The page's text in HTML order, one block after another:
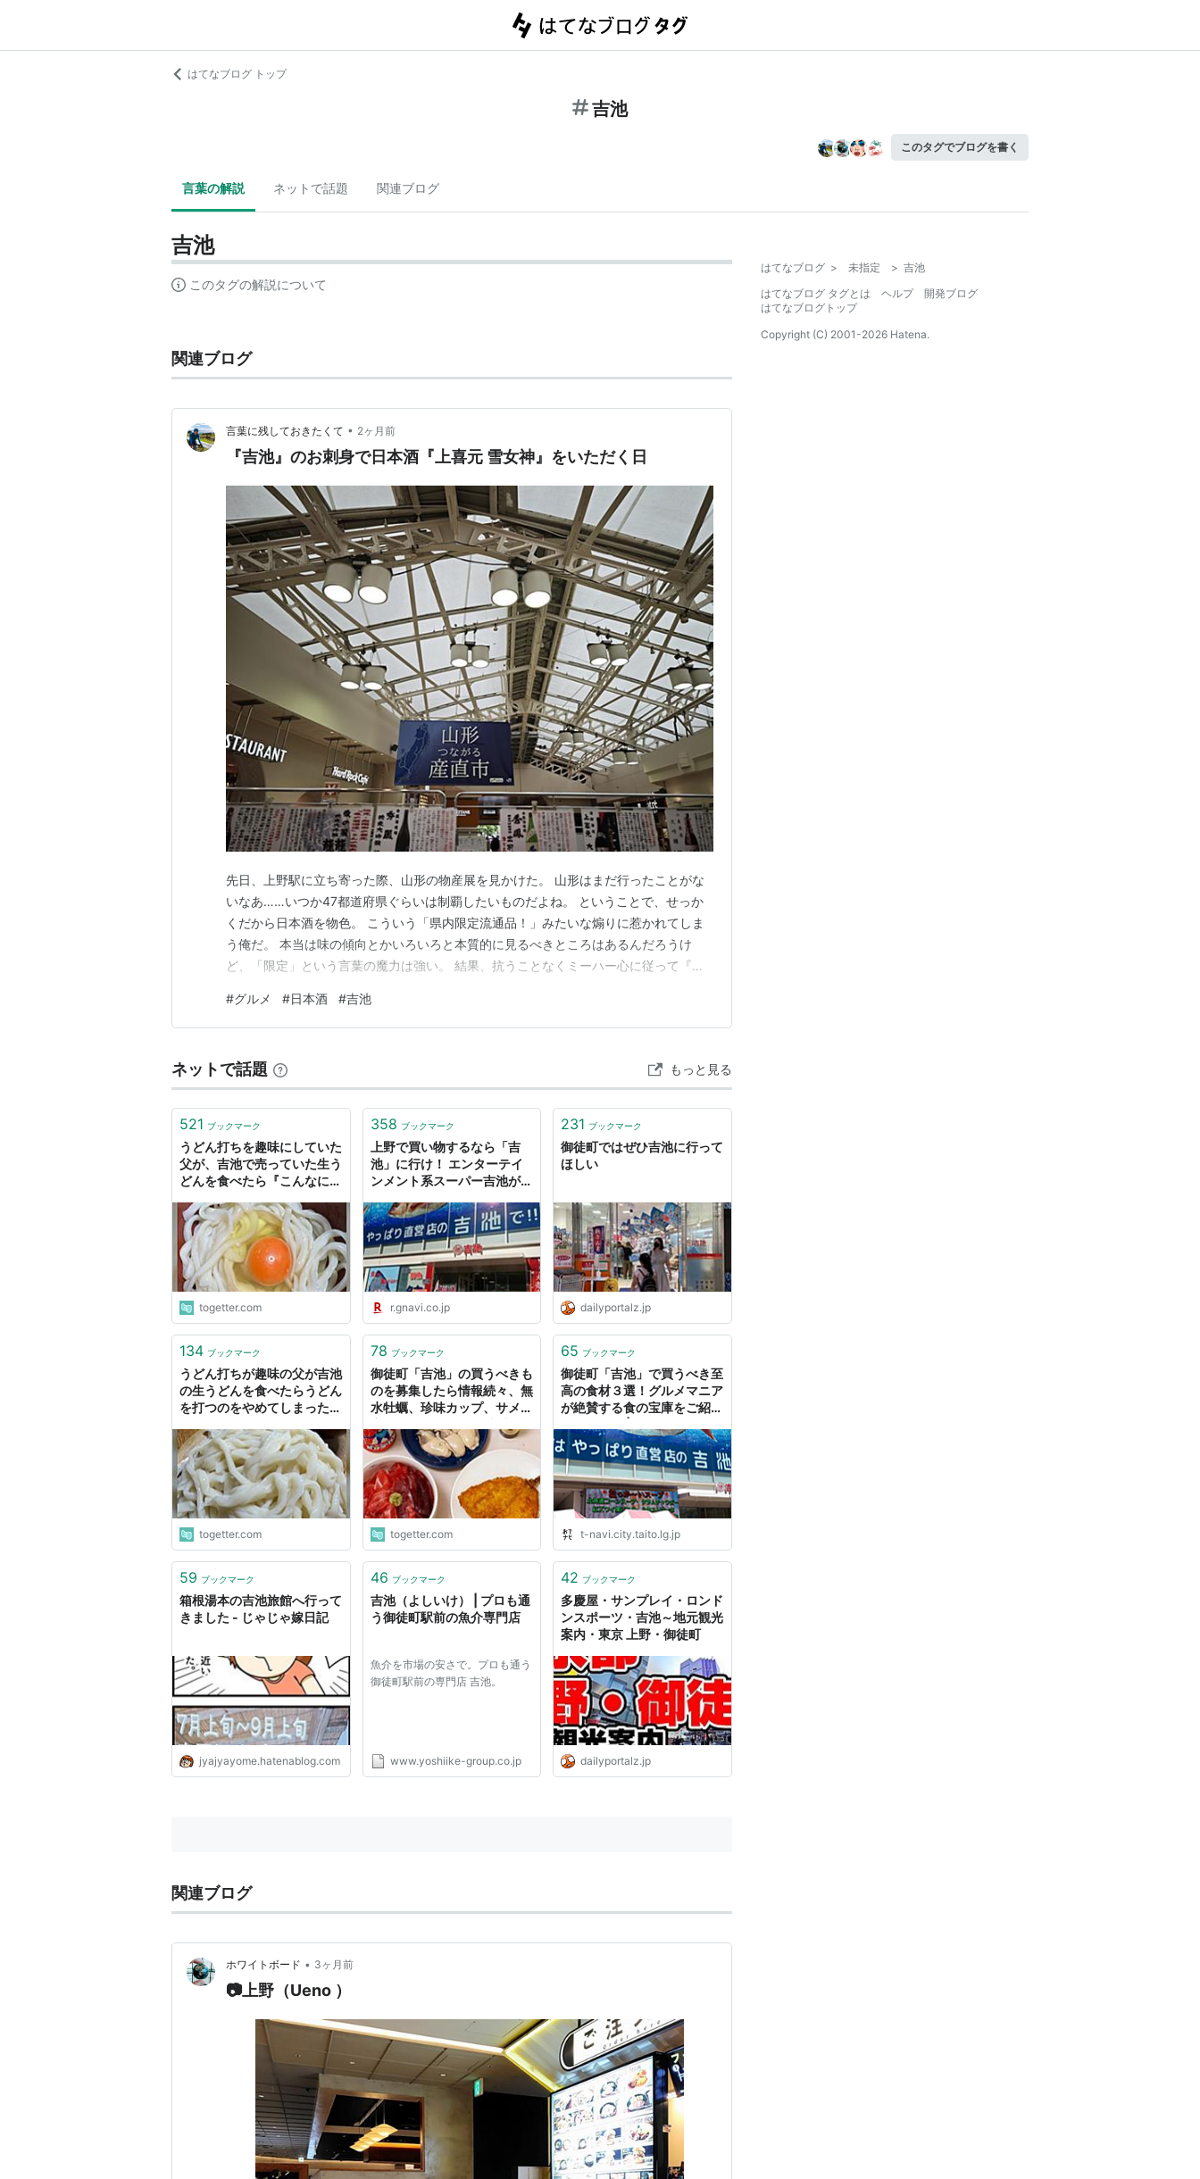
はてなブログ トップ
吉池
このタグでブログを書く
言葉の解説 ネットで話題 関連ブログ
吉池
このタグの解説について
関連ブログ
言葉に残しておきたくて • 2ヶ月前
『吉池』のお刺身で日本酒『上喜元 雪女神』をいただく日
先日、上野駅に立ち寄った際、山形の物産展を見かけた。 山形はまだ行ったことがな
いなあ……いつか47都道府県ぐらいは制覇したいものだよね。 ということで、せっか
くだから日本酒を物色。 こういう「県内限定流通品！」みたいな煽りに惹かれてしま
う俺だ。 本当は味の傾向とかいろいろと本質的に見るべきところはあるんだろうけ
ど、「限定」という言葉の魔力は強い。 結果、抗うことなくミーハー心に従って『上
は、それに相応しいアテも用意しないといけないだろう。 そして、今いる場所は上
野。 となれば向かう先は『吉池』だろう。 www.yo…
#グルメ #日本酒 #吉池
ネットで話題 もっと見る
521 ブックマーク
うどん打ちを趣味にしていた
父が、吉池で売っていた生う
どんを食べたら『こんなにも
ら、もう打つ必要ない』と引
退してしまった
togetter.com
358 ブックマーク
上野で買い物するなら「吉
池」に行け！ エンターテイ
ンメント系スーパー吉池がと
みんなのごはん
r.gnavi.co.jp
231 ブックマーク
御徒町ではぜひ吉池に行って
ほしい
dailyportalz.jp
134 ブックマーク
うどん打ちが趣味の父が吉池
の生うどんを食べたらうどん
を打つのをやめてしまった、
てくれ」しか言わない「その
くらい吉池のうどんはうま
い」
togetter.com
78 ブックマーク
御徒町「吉池」の買うべきも
のを募集したら情報続々、無
水牡蠣、珍味カップ、サメの
堂を勧める声も
togetter.com
65 ブックマーク
御徒町「吉池」で買うべき至
高の食材３選！グルメマニア
が絶賛する食の宝庫をご紹
ナビ
t-navi.city.taito.lg.jp
59 ブックマーク
箱根湯本の吉池旅館へ行って
きました - じゃじゃ嫁日記
jyajyayome.hatenablog.com
46 ブックマーク
吉池（よしいけ） | プロも通
う御徒町駅前の魚介専門店
魚介を市場の安さで。プロも通う
御徒町駅前の専門店 吉池。
www.yoshiike-group.co.jp
42 ブックマーク
多慶屋・サンプレイ・ロンド
ンスポーツ・吉池～地元観光
案内・東京 上野・御徒町
dailyportalz.jp
関連ブログ
ホワイトボード • 3ヶ月前
📷️上野（Ueno ）
はてなブログ > 未指定 > 吉池
はてなブログ タグとは
ヘルプ
開発ブログ
はてなブログトップ
Copyright (C) 2001-2026 Hatena.